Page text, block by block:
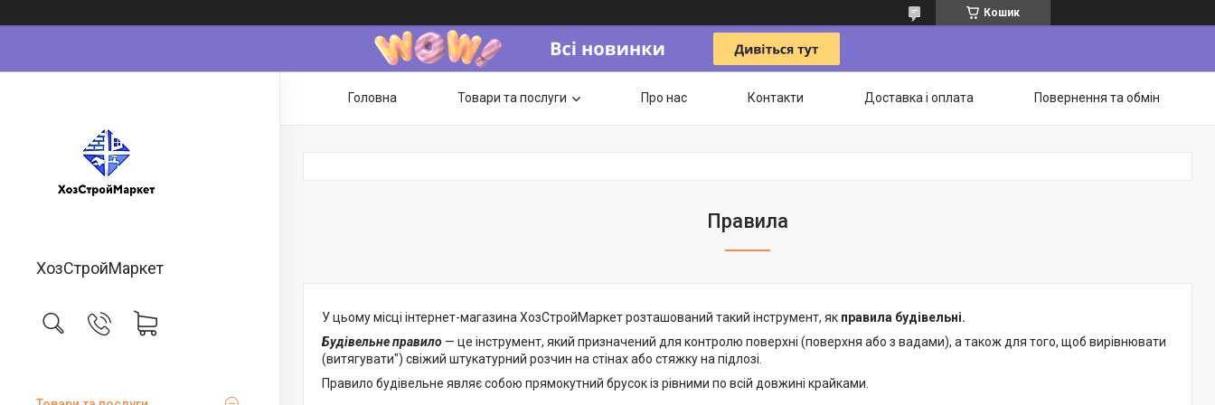
Кошик
ХозСтройМаркет
Головна Товари та послуги Про нас Контакти Доставка і оплата Повернення та обмін
Правила
У цьому місці інтернет-магазина ХозСтройМаркет розташований такий інструмент, як правила будівельні.
Будівельне правило — це інструмент, який призначений для контролю поверхні (поверхня або з вадами), а також для того, щоб вирівнювати
(витягувати") свіжий штукатурний розчин на стінах або стяжку на підлозі.
Правило будівельне являє собою прямокутний брусок із рівними по всій довжині крайками.